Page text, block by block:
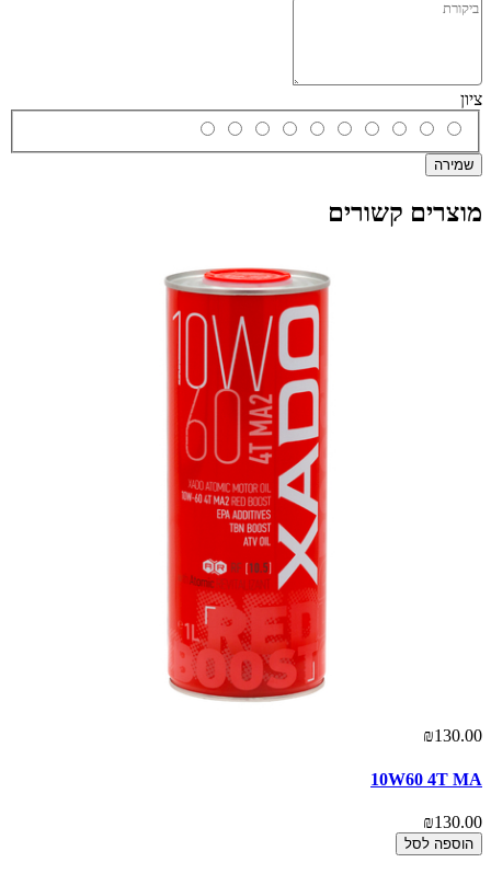
ציון
שמירה
מוצרים קשורים
₪130.00
10W60 4T MA
₪130.00
הוספה לסל